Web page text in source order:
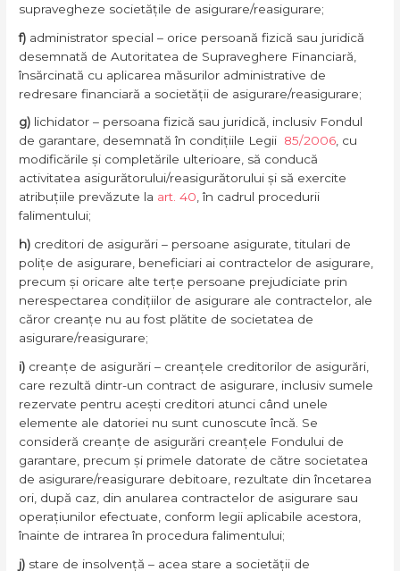
supravegheze societățile de asigurare/reasigurare;
f) administrator special – orice persoană fizică sau juridică
desemnată de Autoritatea de Supraveghere Financiară,
însărcinată cu aplicarea măsurilor administrative de
redresare financiară a societății de asigurare/reasigurare;
g) lichidator – persoana fizică sau juridică, inclusiv Fondul
de garantare, desemnată în condițiile Legii 85/2006, cu
modificările și completările ulterioare, să conducă
activitatea asigurătorului/reasigurătorului și să exercite
atribuțiile prevăzute la art. 40, în cadrul procedurii
falimentului;
h) creditori de asigurări – persoane asigurate, titulari de
polițe de asigurare, beneficiari ai contractelor de asigurare,
precum și oricare alte terțe persoane prejudiciate prin
nerespectarea condițiilor de asigurare ale contractelor, ale
căror creanțe nu au fost plătite de societatea de
asigurare/reasigurare;
i) creanțe de asigurări – creanțele creditorilor de asigurări,
care rezultă dintr-un contract de asigurare, inclusiv sumele
rezervate pentru acești creditori atunci când unele
elemente ale datoriei nu sunt cunoscute încă. Se
consideră creanțe de asigurări creanțele Fondului de
garantare, precum și primele datorate de către societatea
de asigurare/reasigurare debitoare, rezultate din încetarea
ori, după caz, din anularea contractelor de asigurare sau
operațiunilor efectuate, conform legii aplicabile acestora,
înainte de intrarea în procedura falimentului;
j) stare de insolvență – acea stare a societății de